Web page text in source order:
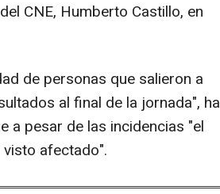
CNE, Humberto Castillo, en
de personas que salieron a
al final de la jornada", ha
a pesar de las incidencias "el
afectado".